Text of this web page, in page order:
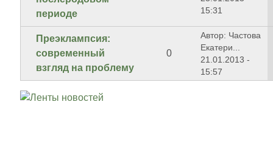
периоде
15:31
Преэклампсия:
современный
взгляд на проблему
0
Автор: Частова
Екатери...
21.01.2013 -
15:57